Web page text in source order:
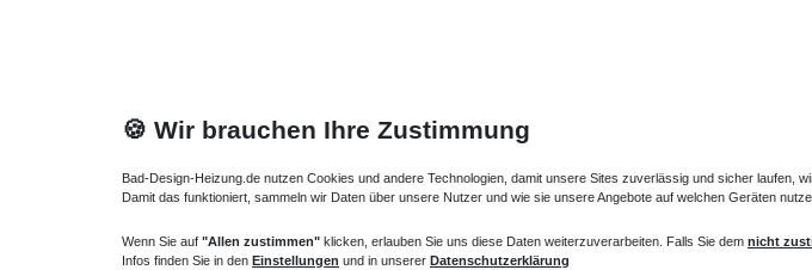
Heizkörper Ventil Verlängertes Ventil für Heizkörper Konvektor
🍪 Wir brauchen Ihre Zustimmung
Bad-Design-Heizung.de nutzen Cookies und andere Technologien, damit unsere Sites zuverlässig und sicher laufen,
Damit das funktioniert, sammeln wir Daten über unsere Nutzer und wie sie unsere Angebote auf welchen Geräten
Wenn Sie auf "Allen zustimmen" klicken, erlauben Sie uns diese Daten weiterzuverarbeiten. Falls Sie dem nicht
Infos finden Sie in den Einstellungen und in unserer Datenschutzerklärung